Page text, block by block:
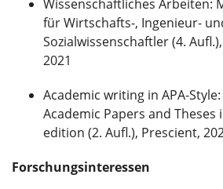
Wissenschaftliches Arbeiten:
für Wirtschafts-, Ingenieur-
Sozialwissenschaftler (4.
2021
Academic writing in APA-
Academic Papers and Theses
edition (2. Aufl.), Prescient,
Forschungsinteressen